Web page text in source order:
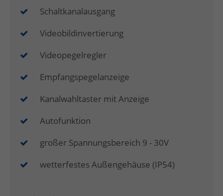
Schaltkanalausgang
Videobildinvertierung
Videopegelregler
Empfangspegelanzeige
Kanalwahltaster mit Anzeige
Autofunktion
großer Spannungsbereich 9 - 30V
wetterfestes Außengehäuse (IP54)